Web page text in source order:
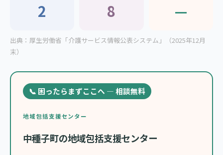
2 8 —
出典：厚生労働省「介護サービス情報公表システム」（2025年12月
末）
📞 困ったらまずここへ — 相談無料
地域包括支援センター
中種子町の地域包括支援センター